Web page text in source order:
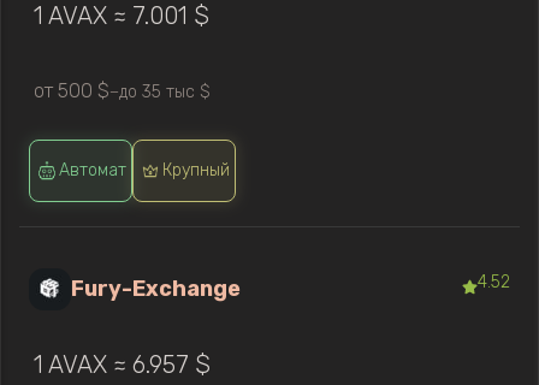
1 AVAX ≈ 7.001 $
от 500 $—до 35 тыс $
Автомат Крупный
Fury-Exchange 4.52
1 AVAX ≈ 6.957 $